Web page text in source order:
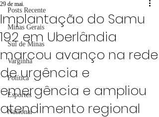
Posts Recente
Minas Gerais
Sul de Minas
Varginha
Política
Esportes
Nacional
Implantação do Samu
192 em Uberlândia
marcou avanço na rede
de urgência e
emergência e ampliou
atendimento regional
29 de mai.